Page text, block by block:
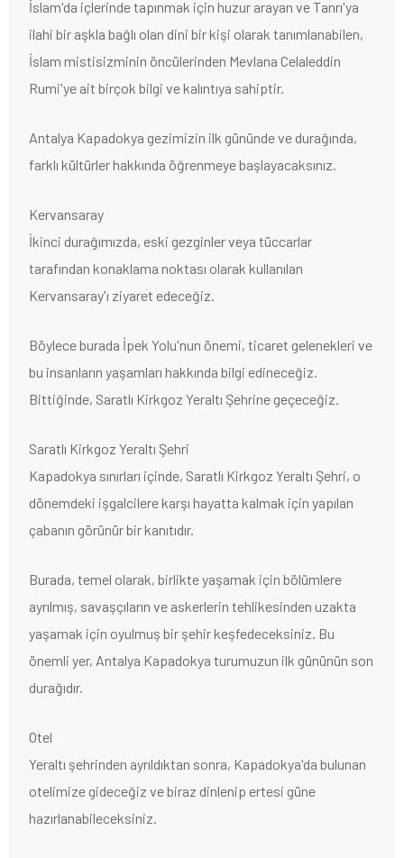
İslam'da içlerinde tapınmak için huzur arayan ve Tanrı'ya
ilahi bir aşkla bağlı olan dini bir kişi olarak tanımlanabilen,
İslam mistisizminin öncülerinden Mevlana Celaleddin
Rumi'ye ait birçok bilgi ve kalıntıya sahiptir.
Antalya Kapadokya gezimizin ilk gününde ve durağında,
farklı kültürler hakkında öğrenmeye başlayacaksınız.
Kervansaray
İkinci durağımızda, eski gezginler veya tüccarlar
tarafından konaklama noktası olarak kullanılan
Kervansaray'ı ziyaret edeceğiz.
Böylece burada İpek Yolu'nun önemi, ticaret gelenekleri ve
bu insanların yaşamları hakkında bilgi edineceğiz.
Bittiğinde, Saratlı Kirkgoz Yeraltı Şehrine geçeceğiz.
Saratlı Kirkgoz Yeraltı Şehri
Kapadokya sınırları içinde, Saratlı Kirkgoz Yeraltı Şehri, o
dönemdeki işgalcilere karşı hayatta kalmak için yapılan
çabanın görünür bir kanıtıdır.
Burada, temel olarak, birlikte yaşamak için bölümlere
ayrılmış, savaşçıların ve askerlerin tehlikesinden uzakta
yaşamak için oyulmuş bir şehir keşfedeceksiniz. Bu
önemli yer, Antalya Kapadokya turumuzun ilk gününün son
durağıdır.
Otel
Yeraltı şehrinden ayrıldıktan sonra, Kapadokya'da bulunan
otelimize gideceğiz ve biraz dinlenip ertesi güne
hazırlanabileceksiniz.